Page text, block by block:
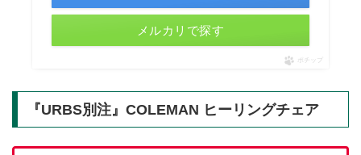
メルカリで探す
ポチップ
『URBS別注』COLEMAN ヒーリングチェア